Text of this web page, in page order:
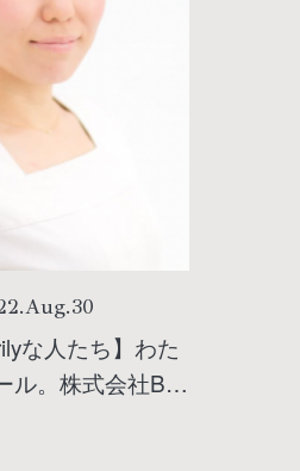
.Aug.30
な人たち】わた
ル。株式会社B.C